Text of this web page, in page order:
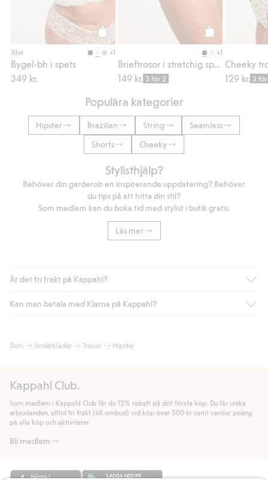
Köp
Xlnt +1
Bygel-bh i spets
349 kr.
Köp
+1
149 kr. 3 för 2
Cheeky
129 kr. 3
Populära kategorier
Hipster Brazilian String
Seamless
Shorts
Cheeky
Stylisthjälp?
Behöver din garderob en inspirerande uppdatering? Behöver
du tips på att hitta din stil?
Som medlem kan du boka tid med stylist i butik gratis.
Läs mer
Är det fri frakt på Kappahl?
Är du medlem i Kappahl Club har du alltid gratis frakt till butik
automatik efter du loggat in och identifierats som medlem.
handlar för.
Läs mer
Kan man betala med Klarna på Kappahl?
bland annat faktura och swish men även andra betalningssätt.
allmänna villkor.
Läs mer
Dam Underkläder Trosor Hipster
Kappahl Club.
Som medlem i Kappahl Club får du 15% rabatt på ditt första köp. Du får unika
erbjudanden, alltid fri frakt (till ombud) vid köp över 500 kr samt samlar poäng
på alla köp och aktiviteter.
Bli medlem